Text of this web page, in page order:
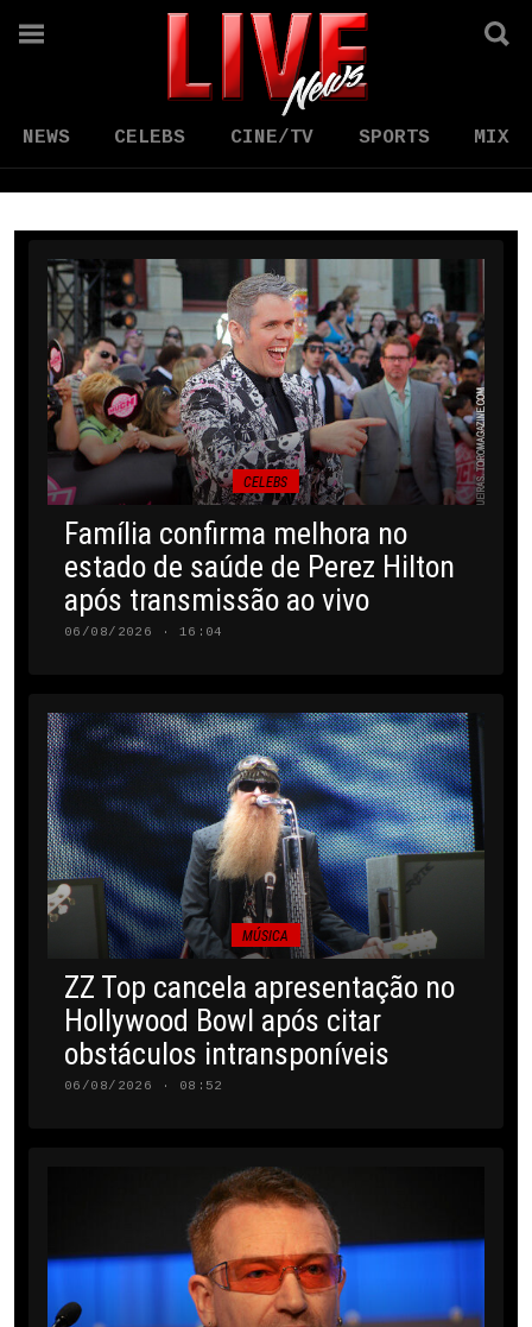
NEWS CELEBS CINE/TV SPORTS MIX
CELEBS
Família confirma melhora no
estado de saúde de Perez Hilton
após transmissão ao vivo
06/08/2026 · 16:04
MÚSICA
ZZ Top cancela apresentação no
Hollywood Bowl após citar
obstáculos intransponíveis
06/08/2026 · 08:52